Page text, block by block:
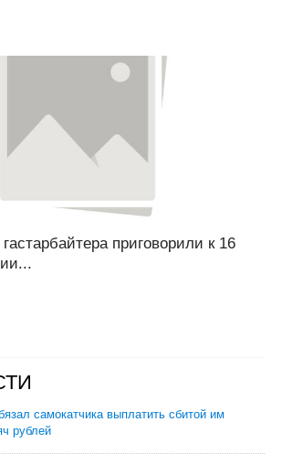
приговорили к 16
самокатчика выплатить сбитой им
рублей